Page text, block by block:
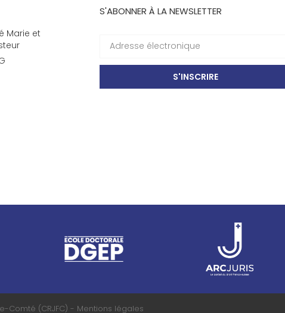
Marie et
S'ABONNER À LA NEWSLETTER
S'INSCRIRE
Comté (CRJFC) - Mentions légales